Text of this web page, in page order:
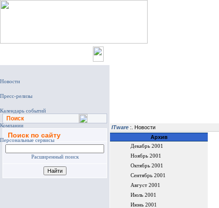
Поиск
Поиск по сайту
Расширенный поиск
ITware :. Новости
Архив
Декабрь 2001
Ноябрь 2001
Октябрь 2001
Сентябрь 2001
Август 2001
Июль 2001
Июнь 2001